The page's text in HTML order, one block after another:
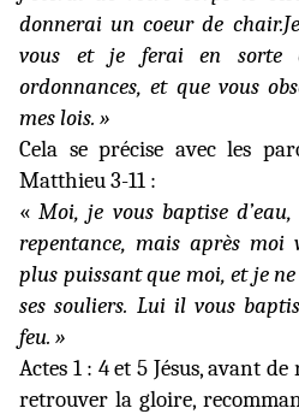
donnerai un coeur de
vous et je ferai en sorte
ordonnances, et que vous
mes lois. »
Cela se précise avec les
Matthieu 3-11 :
«Moi, je vous baptise
repentance, mais après
plus puissant que moi, et je
ses souliers. Lui il vous
feu. »
Actes 1 : 4 et 5 Jésus, avant
retrouver la gloire,